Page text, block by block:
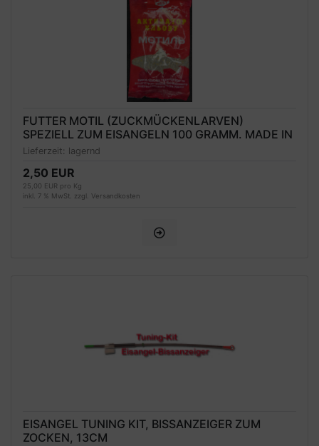
FUTTER MOTIL (ZUCKMÜCKENLARVEN)
SPEZIELL ZUM EISANGELN 100 GRAMM. MADE IN
UKRAINE
Lieferzeit: lagernd
2,50 EUR
25,00 EUR pro Kg
inkl. 7 % MwSt. zzgl. Versandkosten
EISANGEL TUNING KIT, BISSANZEIGER ZUM
ZOCKEN, 13CM